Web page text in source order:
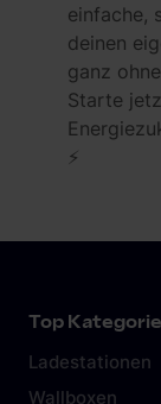
einfache,
deinen
ganz
Starte
⚡